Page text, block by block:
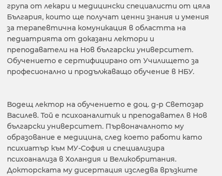
група от лекари и медицински специалисти от цяла
България, които ще получат ценни знания и умения
за терапевтична комуникация в областта на
педиатрията от доказани лектори и
преподаватели на Нов български университет.
Обучението е сертифицирано от Училището за
професионално и продължаващо обучение в НБУ.
Водещ лектор на обучението е доц. д-р Светозар
Василев. Той е психоаналитик и преподавател в Нов
български университет. Първоначалното му
образование е медицина, след което работи като
психиатър към МУ-София и специализира
психоанализа в Холандия и Великобритания.
Докторската му дисертация изследва връзките